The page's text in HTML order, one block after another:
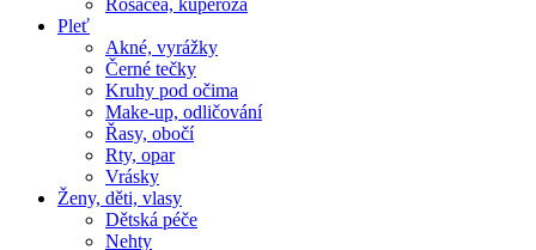
Rosacea, kuperóza
Pleť
Akné, vyrážky
Černé tečky
Kruhy pod očima
Make-up, odličování
Řasy, obočí
Rty, opar
Vrásky
Ženy, děti, vlasy
Dětská péče
Nehty